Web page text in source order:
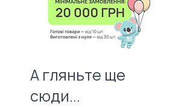
тож радимо приділити йому
особливу увагу.
вартості нанесення.
А гляньте ще
сюди...